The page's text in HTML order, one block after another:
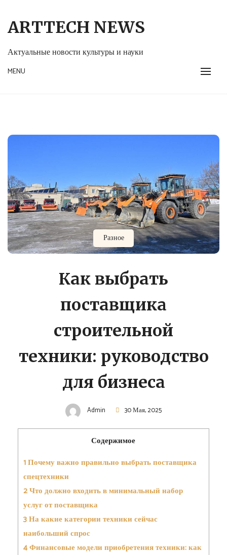
content
ARTTECH NEWS
Актуальные новости культуры и науки
MENU
Разное
Как выбрать
поставщика
строительной
техники: руководство
для бизнеса
Admin 30 Мая, 2025
Содержимое
1Почему важно правильно выбрать поставщика
спецтехники
2Что должно входить в минимальный набор
услуг от поставщика
3На какие категории техники сейчас
наибольший спрос
4Финансовые модели приобретения техники: как